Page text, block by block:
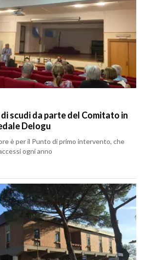
scudi da parte del Comitato in
Delogu
è per il Punto di primo intervento, che
ogni anno